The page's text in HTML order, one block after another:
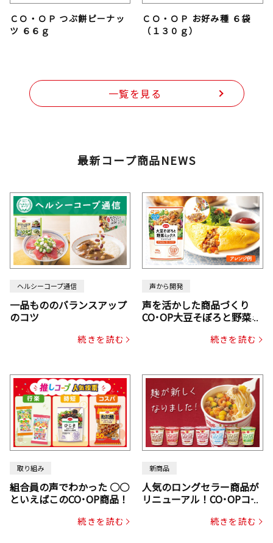
ＣＯ・ＯＰ つぶ餅ピーナッ
ツ ６６ｇ
ＣＯ・ＯＰ お好み種 ６袋
（１３０ｇ）
一覧を見る
最新コープ商品NEWS
ヘルシーコープ通信
一品もののバランスアップ
のコツ
続きを読む
声から開発
声を活かした商品づくり
CO･OP大豆そぼろと野菜ミ
じん・コーン入り）続きを読む
取り組み
組合員の声でわかった ○○
といえばこのCO･OP商品！
続きを読む
新商品
人気のロングセラー商品が
リニューアル！CO･OPコー
続きを読む